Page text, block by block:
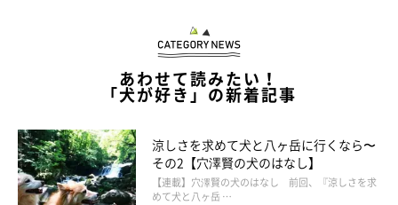
▼YouTubeもチェック！
YouTube｜ちい むう ととろ Chi Mu Totoro
あわせて読みたい！
「犬が好き」の新着記事
涼しさを求めて犬と八ヶ岳に行くなら〜
その2【穴澤賢の犬のはなし】
【連載】穴澤賢の犬のはなし 前回、『涼しさを求
めて犬と八ヶ岳 …